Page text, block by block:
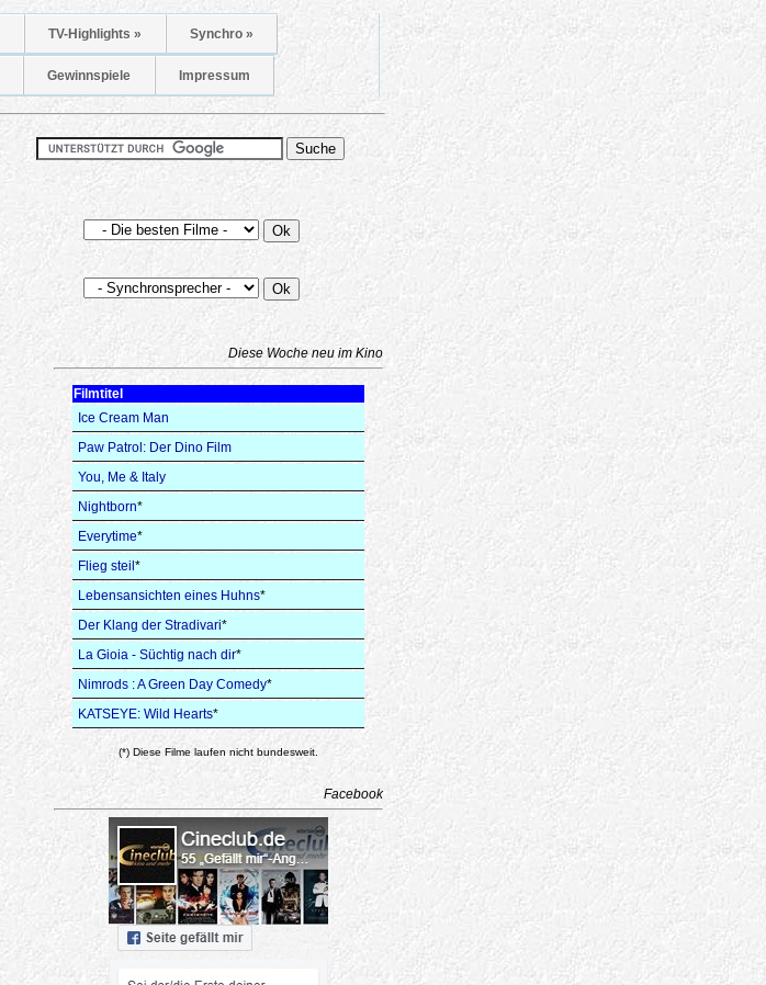
TV-Highlights » Synchro »
Gewinnspiele Impressum
Diese Woche neu im Kino
Filmtitel
Ice Cream Man
Paw Patrol: Der Dino Film
You, Me & Italy
Nightborn*
Everytime*
Flieg steil *
Lebensansichten eines Huhns*
Der Klang der Stradivari*
La Gioia - Süchtig nach dir*
Nimrods : A Green Day Comedy*
KATSEYE: Wild Hearts*
(*) Diese Filme laufen nicht bundesweit.
Facebook